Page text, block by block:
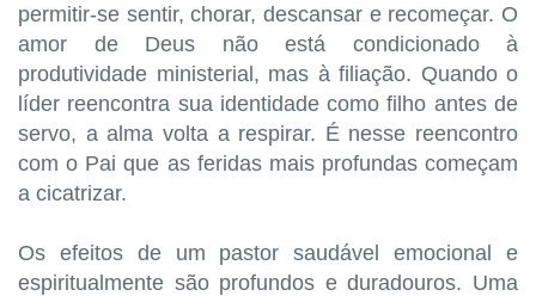
permitir-se sentir, chorar, descansar e recomeçar. O
amor de Deus não está condicionado à
produtividade ministerial, mas à filiação. Quando o
líder reencontra sua identidade como filho antes de
servo, a alma volta a respirar. É nesse reencontro
com o Pai que as feridas mais profundas começam
a cicatrizar.
Os efeitos de um pastor saudável emocional e
espiritualmente são profundos e duradouros. Uma